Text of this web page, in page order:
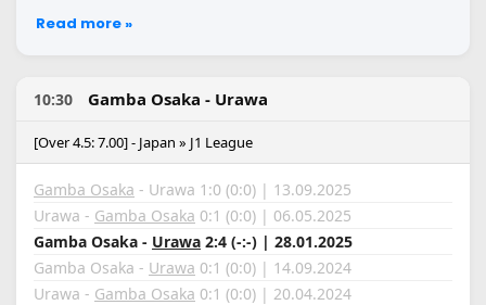
Read more »
10:30 Gamba Osaka - Urawa
[Over 4.5: 7.00] - Japan » J1 League
Gamba Osaka - Urawa 1:0 (0:0) | 13.09.2025
Urawa - Gamba Osaka 0:1 (0:0) | 06.05.2025
Gamba Osaka - Urawa 2:4 (-:-) | 28.01.2025
Gamba Osaka - Urawa 0:1 (0:0) | 14.09.2024
Urawa - Gamba Osaka 0:1 (0:0) | 20.04.2024